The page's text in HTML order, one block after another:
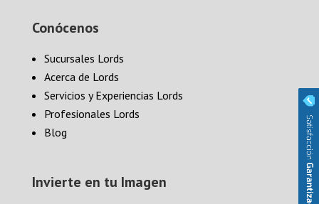
Conócenos
Sucursales Lords
Acerca de Lords
Servicios y Experiencias Lords
Profesionales Lords
Blog
Invierte en tu Imagen